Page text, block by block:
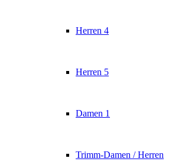
Herren 4
Herren 5
Damen 1
Trimm-Damen / Herren